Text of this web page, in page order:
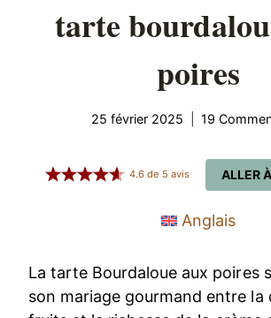
tarte
poires
25 février 2025 19
ALLER
4.6 de 5 avis
Anglais
La tarte Bourdaloue aux poires
son mariage gourmand entre la